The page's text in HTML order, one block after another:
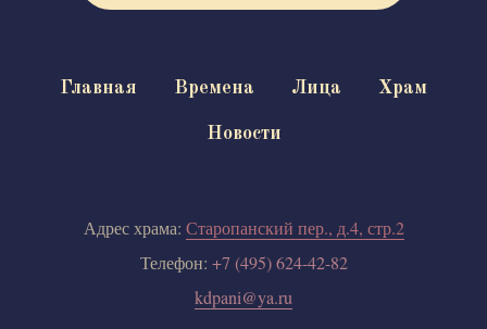
Главная Времена Лица Храм
Новости
Адрес храма: Старопанский пер., д.4, стр.2
Телефон: +7 (495) 624-42-82
kdpani@ya.ru